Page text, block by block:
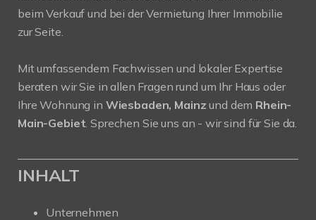
beim Verkauf und bei der Vermietung Ihrer Immobilie
zur Seite.
Mit umfassendem Fachwissen und lokaler Expertise
beraten wir Sie in allen Fragen rund um Ihr Haus oder
Ihre Wohnung in Wiesbaden, Mainzund dem Rhein-
Main-Gebiet. Sprechen Sie uns an - wir sind für Sie da.
INHALT
Unternehmen